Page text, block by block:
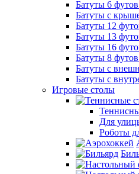
Батуты 6
Батуты с
Батуты 12
Батуты 13
Батуты 16
Батуты 8
Батуты с
Батуты с
Игровые столы
Для
Роботы